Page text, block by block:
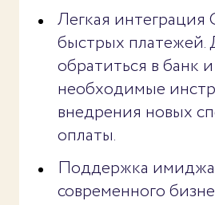
Легкая интеграция
быстрых платежей.
обратиться в банк
необходимые
внедрения новых
оплаты.
Поддержка имиджа
современного